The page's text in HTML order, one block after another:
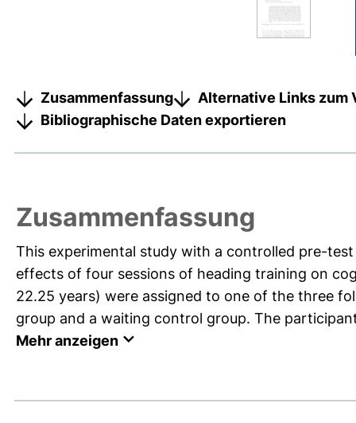
Zusammenfassung
Alternative Links zum
Bibliographische Daten exportieren
Zusammenfassung
This experimental study with a controlled pre-
effects of four sessions of heading training on
22.25 years) were assigned to one of the three
group and a waiting control group. The
Mehr anzeigen